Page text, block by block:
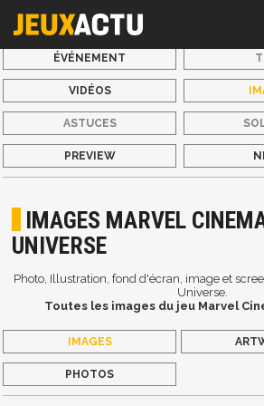
ÉVÉNEMENT
VIDÉOS
ASTUCES
PREVIEW
IMAGES MARVEL
UNIVERSE
Photo, Illustration, fond d'écran, image et
Universe.
Toutes les images du jeu Marvel
IMAGES
PHOTOS